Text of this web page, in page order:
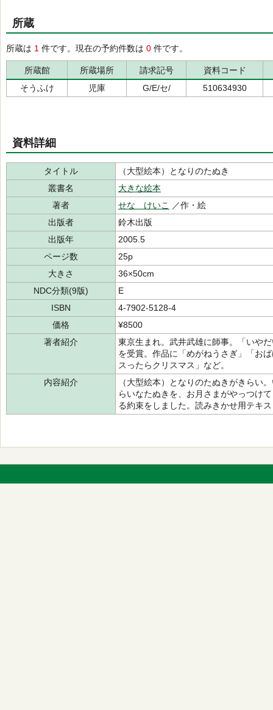
所蔵
所蔵は 1 件です。現在の予約件数は 0 件です。
所蔵館 所蔵場所 請求記号
資料コード
そうふけ
児庫 G/E/セ/ 510634930
資料詳細
タイトル
（大型絵本）となりのたぬき
叢書名
大きな絵本
著者
せな けいこ
／作・絵
出版者
鈴木出版
出版年
2005.5
ページ数
25p
大きさ
36×50cm
NDC分類(9版)
E
ISBN
4-7902-5128-4
価格
¥8500
著者紹介
東京生まれ。武井武雄に師事。「いや
を受賞。作品に「めがねうさぎ」「お
スったらクリスマス」など。
内容紹介
（大型絵本）となりのたぬきがきらい
らいなたぬきを、お月さまがやっつけ
る約束をしました。読みきかせ用テキ